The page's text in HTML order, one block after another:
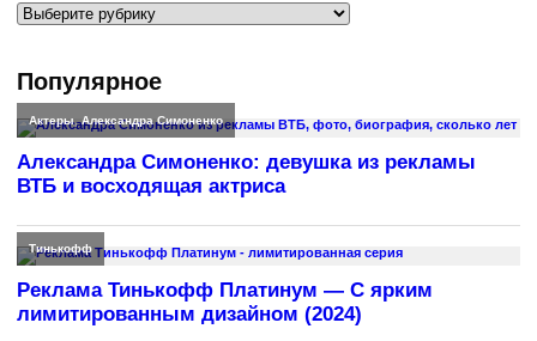
Рубрики
Популярное
Актеры,Александра Симоненко
Александра Симоненко: девушка из рекламы
ВТБ и восходящая актриса
Тинькофф
Реклама Тинькофф Платинум — С ярким
лимитированным дизайном (2024)